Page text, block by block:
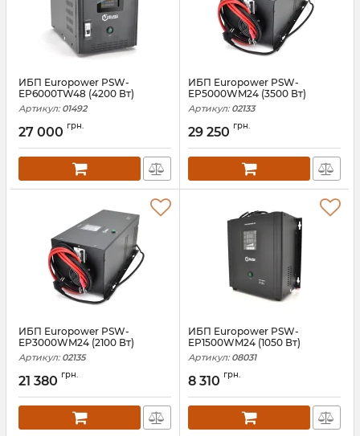
ИБП Europower PSW-
EP6000TW48 (4200 Вт)
Артикул: 01492
27 000 грн.
ИБП Europower PSW-
EP5000WM24 (3500 Вт)
Артикул: 02133
29 250 грн.
ИБП Europower PSW-
EP3000WM24 (2100 Вт)
Артикул: 02135
21 380 грн.
ИБП Europower PSW-
EP1500WM24 (1050 Вт)
Артикул: 08031
8 310 грн.